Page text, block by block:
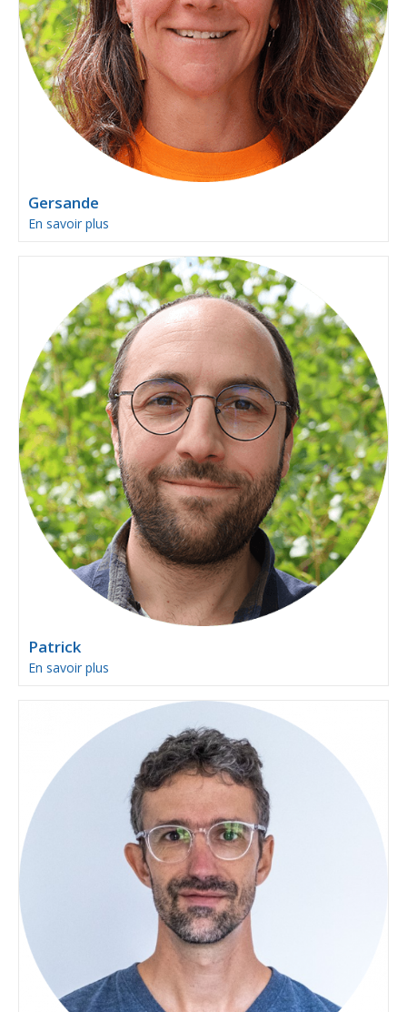
Gersande
En savoir plus
Patrick
En savoir plus